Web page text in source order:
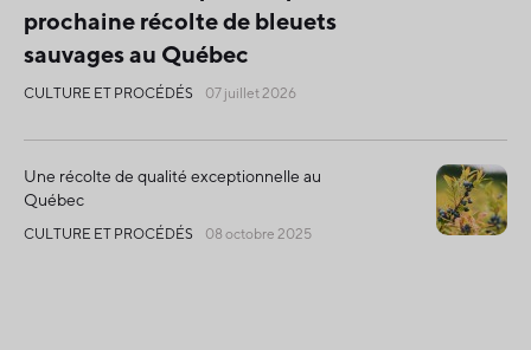
prochaine récolte de bleuets
sauvages au Québec
CULTURE ET PROCÉDÉS 07 juillet 2026
Une récolte de qualité exceptionnelle au
Québec
CULTURE ET PROCÉDÉS 08 octobre 2025